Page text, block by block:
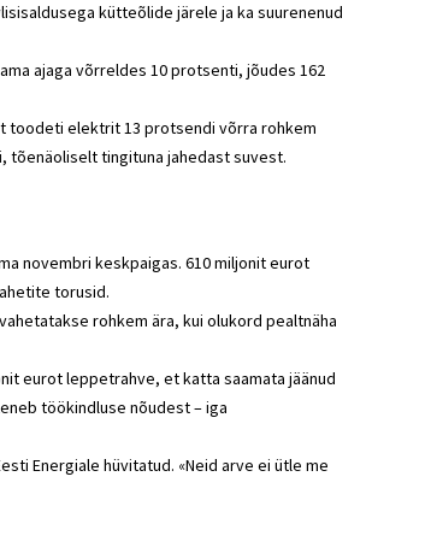
kütteõlide järele ja ka suurenenud
ajaga võrreldes 10 protsenti, jõudes 162
toodeti elektrit 13 protsendi võrra rohkem
tõenäoliselt tingituna jahedast suvest.
novembri keskpaigas. 610 miljonit eurot
torusid.
rohkem ära, kui olukord pealtnäha
eurot leppetrahve, et katta saamata jäänud
töökindluse nõudest – iga
Energiale hüvitatud. «Neid arve ei ütle me